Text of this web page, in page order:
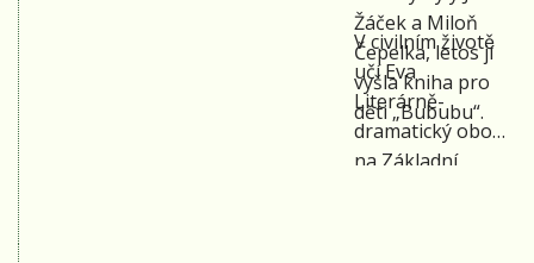
(spoluorganizátor
a dramaturg)
zvolit.
Žáček a Miloň
Čepelka, letos jí
vyšla kniha pro
děti „Bububu“.
V civilním životě
učí Eva
Literárně-
dramatický obor
na Základní